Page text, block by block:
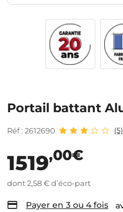
Portail battant
Réf : 2612690 (5)
1519,00€
dont 2,58 € d’éco-part
Payer en 3 ou 4 fois